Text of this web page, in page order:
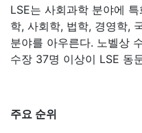
LSE는 사회과학 분야에
학, 사회학, 법학, 경영학,
분야를 아우른다. 노벨상
수장 37명 이상이 LSE 동
주요 순위